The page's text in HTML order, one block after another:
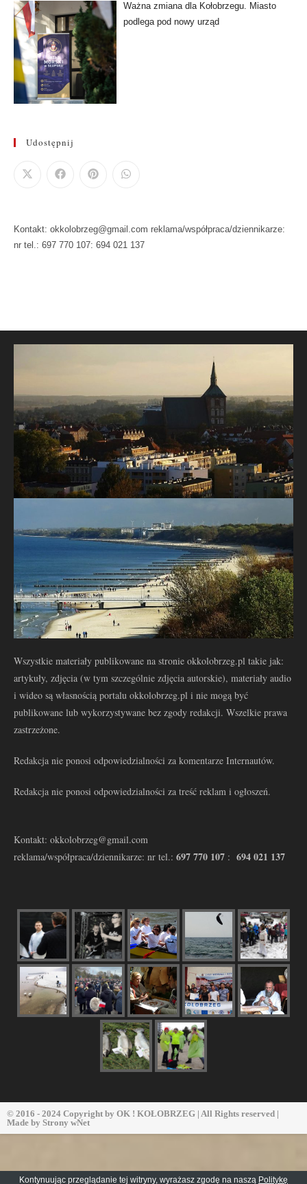
Ważna zmiana dla Kołobrzegu. Miasto
podlega pod nowy urząd
Udostępnij
Kontakt: okkolobrzeg@gmail.com reklama/współpraca/dziennikarze:
nr tel.: 697 770 107: 694 021 137
Wszystkie materiały publikowane na stronie okkolobrzeg.pl takie jak:
artykuły, zdjęcia (w tym szczególnie zdjęcia autorskie), materiały audio
i wideo są własnością portalu okkolobrzeg.pl i nie mogą być
publikowane lub wykorzystywane bez zgody redakcji. Wszelkie prawa
zastrzeżone.
Redakcja nie ponosi odpowiedzialności za komentarze Internautów.
Redakcja nie ponosi odpowiedzialności za treść reklam i ogłoszeń.
Kontakt: okkolobrzeg@gmail.com
reklama/współpraca/dziennikarze: nr tel.: 697 770 107 : 694 021 137
© 2016 - 2024 Copyright by OK ! KOŁOBRZEG | All Rights reserved |
Made by Strony wNet
Kontynuując przeglądanie tej witryny, wyrażasz zgodę na naszą Politykę